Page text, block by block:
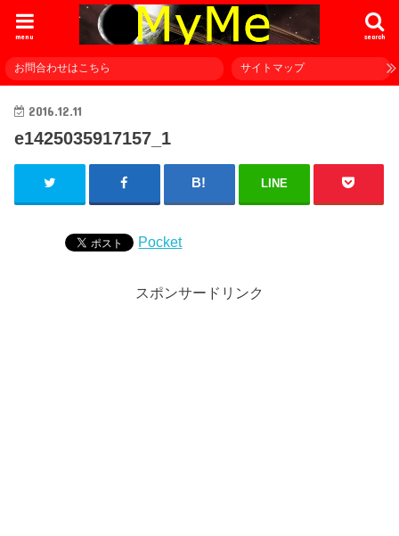
search
menu
お問合わせはこちら サイトマップ
2016.12.11
e1425035917157_1
LINE
Pocket
スポンサードリンク